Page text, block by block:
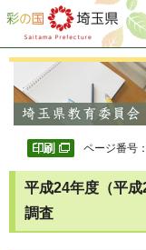
彩の国 埼玉県
ページ番号
平成24年度（平
調査